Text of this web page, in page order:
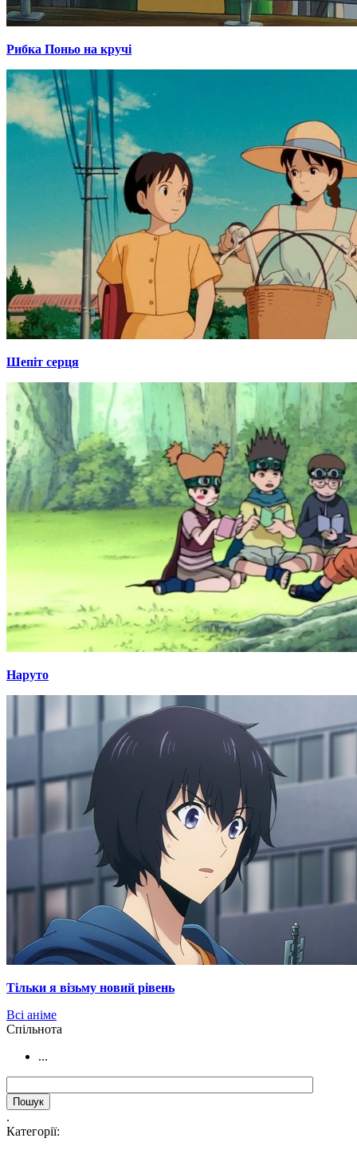
Рибка Поньо на кручі
Шепіт серця
Наруто
Тільки я візьму новий рівень
Всі аніме
Cпільнота
...
.
Категорії: